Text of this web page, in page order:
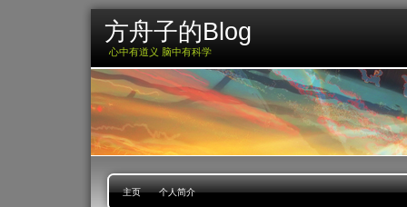
方舟子的Blog
心中有道义 脑中有科学
主页 个人简介